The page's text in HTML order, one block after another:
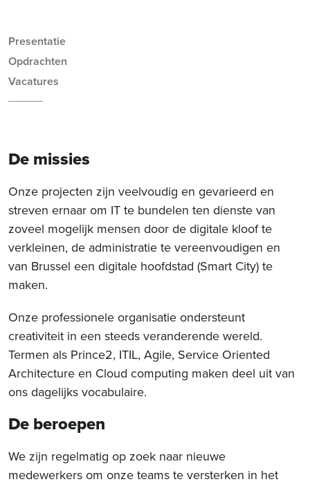
Presentatie
Opdrachten
Vacatures
De missies
Onze projecten zijn veelvoudig en gevarieerd en
streven ernaar om IT te bundelen ten dienste van
zoveel mogelijk mensen door de digitale kloof te
verkleinen, de administratie te vereenvoudigen en
van Brussel een digitale hoofdstad (Smart City) te
maken.
Onze professionele organisatie ondersteunt
creativiteit in een steeds veranderende wereld.
Termen als Prince2, ITIL, Agile, Service Oriented
Architecture en Cloud computing maken deel uit van
ons dagelijks vocabulaire.
De beroepen
We zijn regelmatig op zoek naar nieuwe
medewerkers om onze teams te versterken in het